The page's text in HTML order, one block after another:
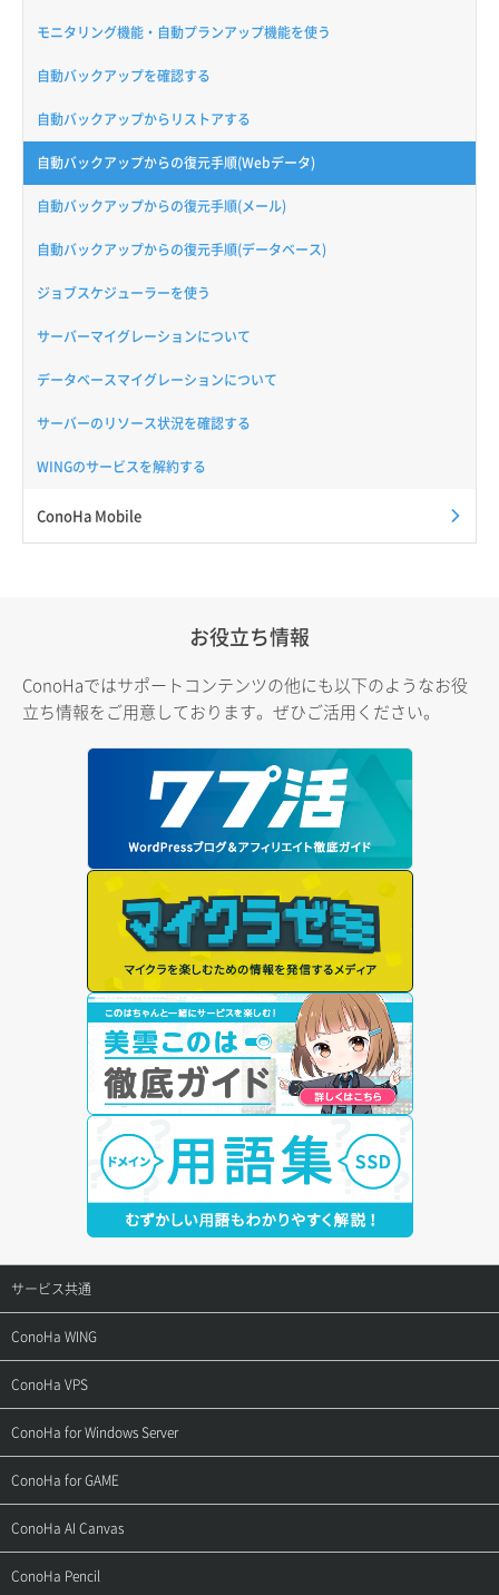
モニタリング機能・自動プランアップ機能を使う
自動バックアップを確認する
自動バックアップからリストアする
自動バックアップからの復元手順(Webデータ)
自動バックアップからの復元手順(メール)
自動バックアップからの復元手順(データベース)
ジョブスケジューラーを使う
サーバーマイグレーションについて
データベースマイグレーションについて
サーバーのリソース状況を確認する
WINGのサービスを解約する
ConoHa Mobile
お役立ち情報
ConoHaではサポートコンテンツの他にも以下のようなお役
立ち情報をご用意しております。ぜひご活用ください。
サービス共通
サポートトップ
ご契約・お支払い
用語集
お問い合わせ
ConoHa WING
サポートトップ
ご利用ガイド
お乗り換えガイド
よくある質問
ConoHa VPS
サポートトップ
ご利用ガイド
APIドキュメントVPS2.0
ConoHa for Windows Server
サポートトップ
ご利用ガイド
ConoHa for GAME
サポートトップ
ご利用ガイド
ConoHa AI Canvas
サポートトップ
ConoHa Pencil